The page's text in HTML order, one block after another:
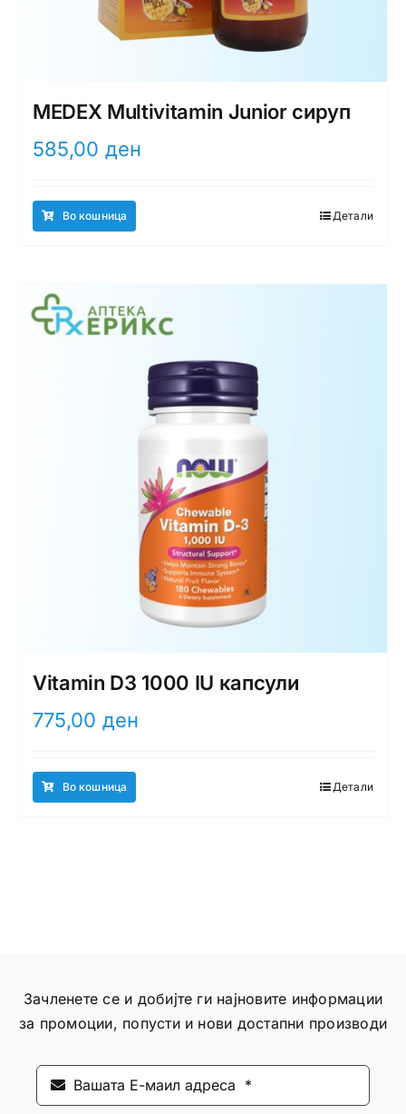
MEDEX Multivitamin Junior сируп
585,00 ден
Во кошница Детали
Vitamin D3 1000 IU капсули
775,00 ден
Во кошница Детали
Зачленете се и добијте ги најновите информации
за промоции, попусти и нови достапни производи